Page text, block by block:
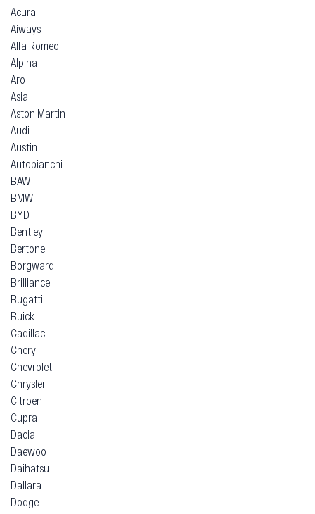
Acura
Aiways
Alfa Romeo
Alpina
Aro
Asia
Aston Martin
Audi
Austin
Autobianchi
BAW
BMW
BYD
Bentley
Bertone
Borgward
Brilliance
Bugatti
Buick
Cadillac
Chery
Chevrolet
Chrysler
Citroen
Cupra
Dacia
Daewoo
Daihatsu
Dallara
Dodge